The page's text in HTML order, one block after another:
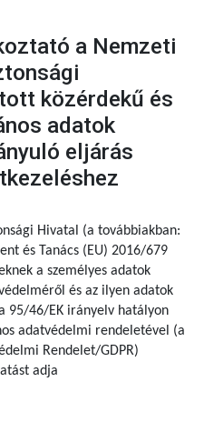
a Nemzeti
közérdekű és
adatok
eljárás
Hivatal (a továbbiakban:
és Tanács (EU) 2016/679
a személyes adatok
és az ilyen adatok
95/46/EK irányelv hatályon
adatvédelmi rendeletével (a
Rendelet/GDPR)
adja